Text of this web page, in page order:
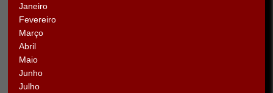
Janeiro
Fevereiro
Março
Abril
Maio
Junho
Julho